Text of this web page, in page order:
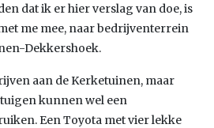
dat ik er hier verslag van doe, is
me mee, naar bedrijventerrein
Dekkershoek.
aan de Kerketuinen, maar
kunnen wel een
Een Toyota met vier lekke